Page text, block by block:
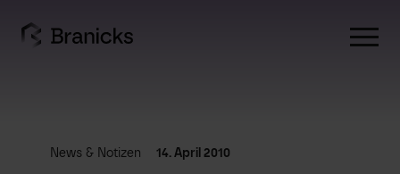
content
News & Notizen 14. April 2010